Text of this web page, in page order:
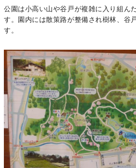
公園は小高い山や谷戸が複雑に入り組ん
す。園内には散策路が整備され樹林、谷
す。